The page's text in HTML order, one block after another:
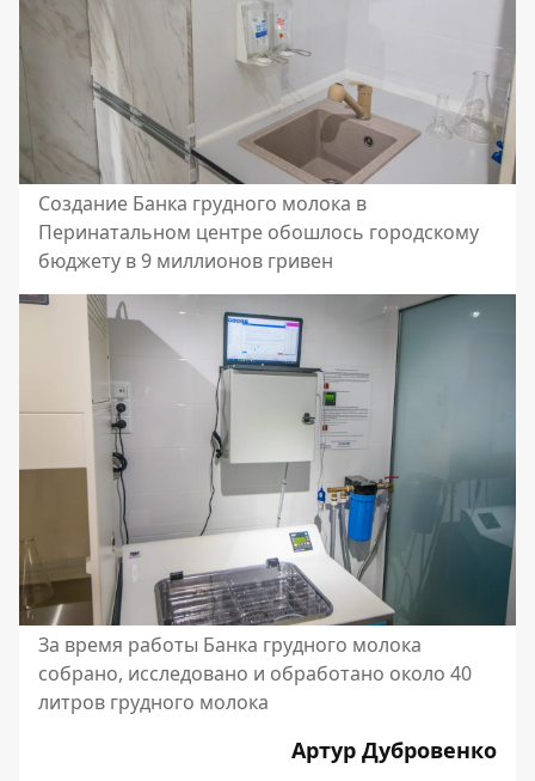
Создание Банка грудного молока в
Перинатальном центре обошлось городскому
бюджету в 9 миллионов гривен
За время работы Банка грудного молока
собрано, исследовано и обработано около 40
литров грудного молока
Артур Дубровенко